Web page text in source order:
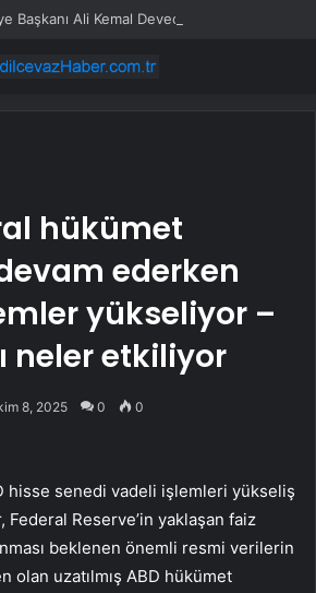
hükümet
ederken
yükseliyor –
neler etkiliyor
8, 2025 0 0
hisse senedi vadeli işlemleri yükseliş
Federal Reserve’in yaklaşan faiz
beklenen önemli resmi verilerin
olan uzatılmış ABD hükümet